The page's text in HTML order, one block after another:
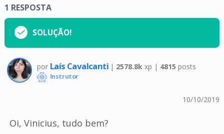
1 RESPOSTA
SOLUÇÃO!
por Laís Cavalcanti | 2578.8k xp | 4815 posts
Instrutor
10/10/2019
Oi, Vinicius, tudo bem?